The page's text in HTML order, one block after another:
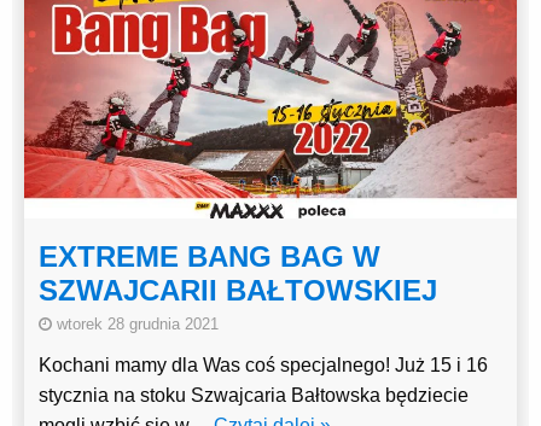
EXTREME BANG BAG W
SZWAJCARII BAŁTOWSKIEJ
wtorek 28 grudnia 2021
Kochani mamy dla Was coś specjalnego! Już 15 i 16
stycznia na stoku Szwajcaria Bałtowska będziecie